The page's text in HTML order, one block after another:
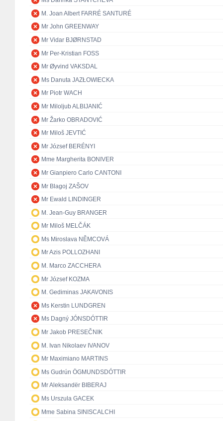
M. Joan Albert FARRÉ SANTURÉ
Mr John GREENWAY
Mr Vidar BJØRNSTAD
Mr Per-Kristian FOSS
Mr Øyvind VAKSDAL
Ms Danuta JAZŁOWIECKA
Mr Piotr WACH
Mr Miloljub ALBIJANIĆ
Mr Žarko OBRADOVIĆ
Mr Miloš JEVTIĆ
Mr József BERÉNYI
Mme Margherita BONIVER
Mr Gianpiero Carlo CANTONI
Mr Blagoj ZAŠOV
Mr Ewald LINDINGER
M. Jean-Guy BRANGER
Mr Miloš MELČÁK
Ms Miroslava NĚMCOVÁ
Mr Azis POLLOZHANI
M. Marco ZACCHERA
Mr József KOZMA
M. Gediminas JAKAVONIS
Ms Kerstin LUNDGREN
Ms Dagný JÓNSDÓTTIR
Mr Jakob PRESEČNIK
M. Ivan Nikolaev IVANOV
Mr Maximiano MARTINS
Ms Gudrún ÖGMUNDSDÓTTIR
Mr Aleksandër BIBERAJ
Ms Urszula GACEK
Mme Sabina SINISCALCHI